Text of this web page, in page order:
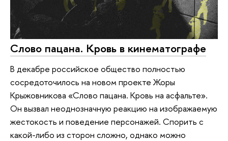
Слово пацана. Кровь в кинематографе
В декабре российское общество полностью
сосредоточилось на новом проекте Жоры
Крыжовникова «Слово пацана. Кровь на асфальте».
Он вызвал неоднозначную реакцию на изображаемую
жестокость и поведение персонажей. Спорить с
какой-либо из сторон сложно, однако можно